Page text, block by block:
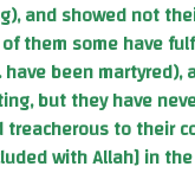
and showed not
them some have
been martyred),
but they have
treacherous to their
with Allah] in